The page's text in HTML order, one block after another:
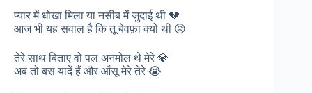
प्यार में धोखा मिला या नसीब में जुदाई थी 💔
आज भी यह सवाल है कि तू बेवफ़ा क्यों थी 😥
तेरे साथ बिताए वो पल अनमोल थे मेरे 💎
अब तो बस यादें हैं और आँसू मेरे तेरे 😭